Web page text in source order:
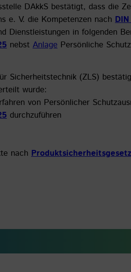
DAkkS bestätigt, dass die
e. V. die Kompetenzen nach
Dienstleistungen in folgenden
nebst Anlage Persönliche
Sicherheitstechnik (ZLS)
wurde:
von Persönlicher
durchzuführen
nach Produktsicherheitsgesetz